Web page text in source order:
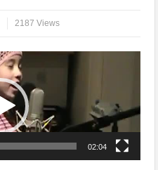
2187 Views
02:04